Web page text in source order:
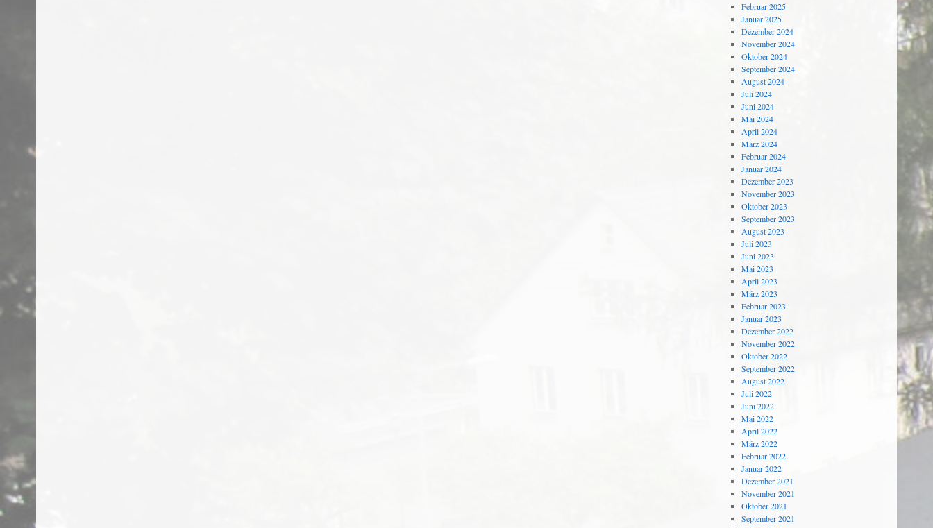
Februar 2025
Januar 2025
Dezember 2024
November 2024
Oktober 2024
September 2024
August 2024
Juli 2024
Juni 2024
Mai 2024
April 2024
März 2024
Februar 2024
Januar 2024
Dezember 2023
November 2023
Oktober 2023
September 2023
August 2023
Juli 2023
Juni 2023
Mai 2023
April 2023
März 2023
Februar 2023
Januar 2023
Dezember 2022
November 2022
Oktober 2022
September 2022
August 2022
Juli 2022
Juni 2022
Mai 2022
April 2022
März 2022
Februar 2022
Januar 2022
Dezember 2021
November 2021
Oktober 2021
September 2021